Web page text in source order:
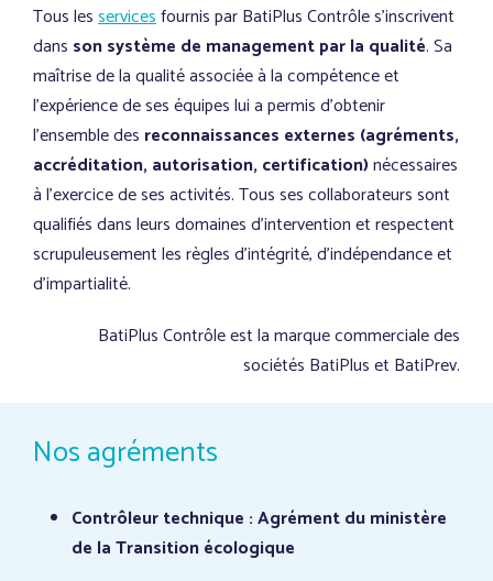
Tous lesservicesfournis par BatiPlus Contrôle s’inscrivent
dans son système de management par la qualité. Sa
maîtrise de la qualité associée à la compétence et
l’expérience de ses équipes lui a permis d’obtenir
l’ensemble des reconnaissances externes (agréments,
accréditation, autorisation, certification)nécessaires
à l’exercice de ses activités. Tous ses collaborateurs sont
qualifiés dans leurs domaines d’intervention et respectent
scrupuleusement les règles d’intégrité, d’indépendance et
d’impartialité.
BatiPlus Contrôle est la marque commerciale des
sociétés BatiPlus et BatiPrev.
Nos agréments
Contrôleur technique : Agrément du ministère
de la Transition écologique